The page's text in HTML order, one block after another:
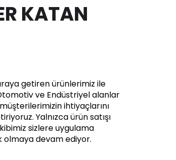
KATAN
getiren ürünlerimiz ile
ve Endüstriyel alanlar
ihtiyaçlarını
Yalnızca ürün satışı
sizlere uygulama
olmaya devam ediyor.